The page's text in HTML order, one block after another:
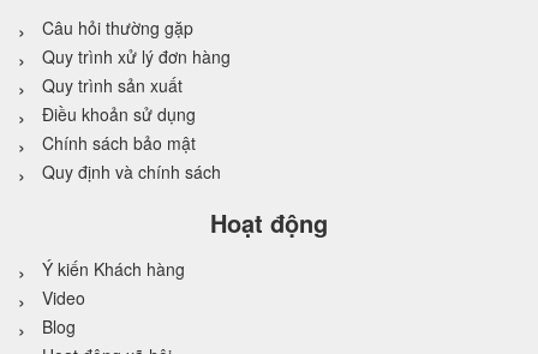
Câu hỏi thường gặp
Quy trình xử lý đơn hàng
Quy trình sản xuất
Điều khoản sử dụng
Chính sách bảo mật
Quy định và chính sách
Hoạt động
Ý kiến Khách hàng
Video
Blog